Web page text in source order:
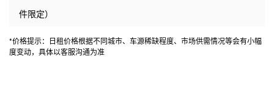
件限定）
*价格提示：日租价格根据不同城市、车源稀缺程度、市场供需情况等会有小幅
度变动，具体以客服沟通为准